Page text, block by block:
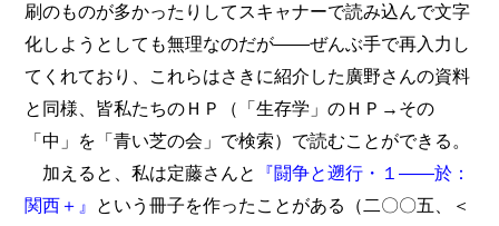
刷のものが多かったりしてスキャナーで読み込んで文字
化しようとしても無理なのだが――ぜんぶ手で再入力し
てくれており、これらはさきに紹介した廣野さんの資料
と同様、皆私たちのＨＰ（「生存学」のＨＰ→その
「中」を「青い芝の会」で検索）で読むことができる。
加えると、私は定藤さんと
『闘争と遡行・１――於：
関西＋』 という冊子を作ったことがある（二〇〇五、＜